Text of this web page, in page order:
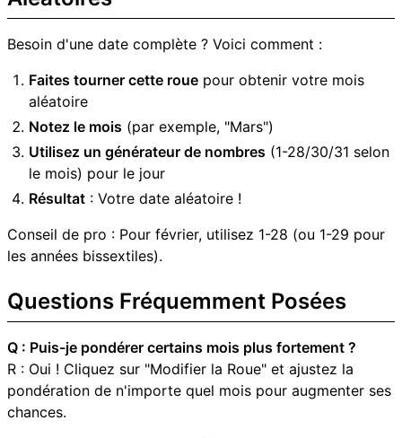
Besoin d'une date complète ? Voici comment :
Faites tourner cette roue pour obtenir votre mois
aléatoire
Notez le mois (par exemple, "Mars")
Utilisez un générateur de nombres (1-28/30/31 selon
le mois) pour le jour
Résultat : Votre date aléatoire !
Conseil de pro : Pour février, utilisez 1-28 (ou 1-29 pour
les années bissextiles).
Questions Fréquemment Posées
Q : Puis-je pondérer certains mois plus fortement ?
R : Oui ! Cliquez sur "Modifier la Roue" et ajustez la
pondération de n'importe quel mois pour augmenter ses
chances.